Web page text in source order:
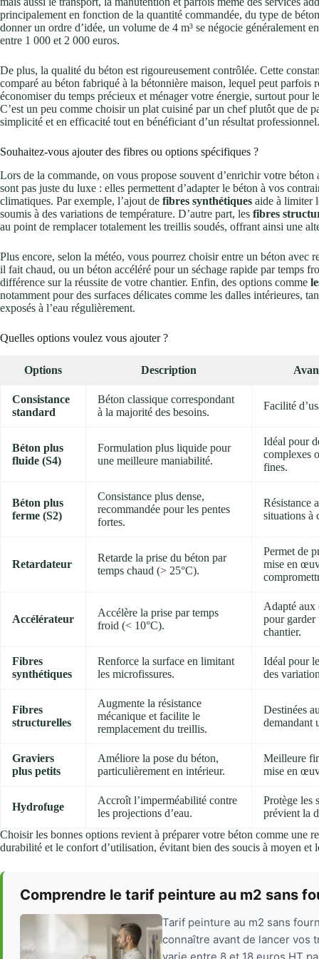
principalement en fonction de la quantité commandée, du type de
donner un ordre d’idée, un volume de 4 m³ se négocie généralement
entre 1 000 et 2 000 euros.
De plus, la qualité du béton est rigoureusement contrôlée. Cette
comparé au béton fabriqué à la bétonnière maison, lequel peut parfois
économiser du temps précieux et ménager votre énergie, surtout pour
C’est un peu comme choisir un plat cuisiné par un chef plutôt que de
simplicité et en efficacité tout en bénéficiant d’un résultat professionnel.
Souhaitez-vous ajouter des fibres ou options spécifiques ?
Lors de la commande, on vous propose souvent d’enrichir votre
sont pas juste du luxe : elles permettent d’adapter le béton à vos
climatiques. Par exemple, l’ajout de fibres synthétiques aide à limiter
soumis à des variations de température. D’autre part, les fibres
au point de remplacer totalement les treillis soudés, offrant ainsi une
Plus encore, selon la météo, vous pourrez choisir entre un béton avec
il fait chaud, ou un béton accéléré pour un séchage rapide par temps
différence sur la réussite de votre chantier. Enfin, des options comme
notamment pour des surfaces délicates comme les dalles intérieures,
exposés à l’eau régulièrement.
Quelles options voulez vous ajouter ?
Options Description
Consistance
standard
Béton classique correspondant
à la majorité des besoins.
Facilité
Béton plus
fluide (S4)
Formulation plus liquide pour
une meilleure maniabilité.
Idéal pour
complexes
fines.
Béton plus
ferme (S2)
Consistance plus dense,
recommandée pour les pentes
fortes.
Résistance
situations à
Retardateur
Retarde la prise du béton par
temps chaud (> 25°C).
Permet de
mise en
Accélérateur
Accélère la prise par temps
froid (< 10°C).
Adapté aux
pour garder
chantier.
Fibres
synthétiques
Renforce la surface en limitant
les microfissures.
Idéal pour
des
Fibres
structurelles
Augmente la résistance
mécanique et facilite le
remplacement du treillis.
Destinées
demandant
Graviers
plus petits
Améliore la pose du béton,
particulièrement en intérieur.
Meilleure
mise en
Hydrofuge
Accroît l’imperméabilité contre
les projections d’eau.
Protège les
prévient la
Choisir les bonnes options revient à préparer votre béton comme une
durabilité et le confort d’utilisation, évitant bien des soucis à moyen et
Comprendre le tarif peinture au m2 sans
Tarif peinture au m2 sans
connaître avant de lancer vos